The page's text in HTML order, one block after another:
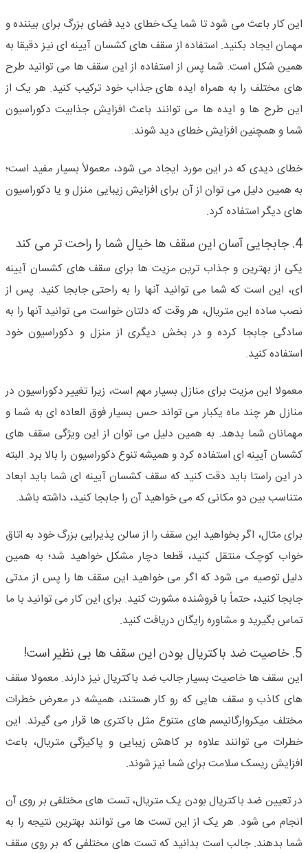
این کار باعث می شود تا شما یک خطای دید فضای بزرگ برای بیننده و
مهمان ایجاد بکنید. استفاده از سقف های کشسان آیینه ای نیز دقیقا به
همین شکل است. شما پس از استفاده از این سقف ها می توانید طرح
های مختلف را به همراه ایده های جذاب خود ترکیب کنید. هر یک از
این طرح ها و ایده ها می توانند باعث افزایش جذابیت دکوراسیون
شما و همچنین افزایش خطای دید شوند.
خطای دیدی که در این مورد ایجاد می شود، معمولاً بسیار مفید است؛
به همین دلیل می توان از آن برای افزایش زیبایی منزل و یا دکوراسیون
های دیگر استفاده کرد.
4. جابجایی آسان این سقف ها خیال شما را راحت تر می کند
یکی از بهترین و جذاب ترین مزیت ها برای سقف های کشسان آیینه
ای، این است که شما می توانید آنها را به راحتی جابجا کنید. پس از
نصب ساده این متریال، هر وقت که دلتان خواست می توانید آنها را به
سادگی جابجا کرده و در بخش دیگری از منزل و دکوراسیون خود
استفاده کنید.
معمولا این مزیت برای منازل بسیار مهم است، زیرا تغییر دکوراسیون در
منازل هر چند ماه یکبار می تواند حس بسیار فوق العاده ای به شما و
مهمانان شما بدهد. به همین دلیل می توان از این ویژگی سقف های
کشسان آیینه ای استفاده کرد و همیشه تنوع دکوراسیون را بالا برد. البته
در این راستا باید دقت کنید که سقف کشسان آیینه ای شما باید ابعاد
متناسب بین دو مکانی که می خواهید آن را جابجا کنید، داشته باشد.
برای مثال، اگر بخواهید این سقف را از سالن پذیرایی بزرگ خود به اتاق
خواب کوچک منتقل کنید، قطعا دچار مشکل خواهید شد؛ به همین
دلیل توصیه می شود که اگر می خواهید این سقف ها را پس از مدتی
جابجا کنید، حتماً با فروشنده مشورت کنید. برای این کار می توانید با ما
تماس بگیرید و مشاوره رایگان دریافت کنید.
5. خاصیت ضد باکتریال بودن این سقف ها بی نظیر است!
این سقف ها خاصیت بسیار جالب ضد باکتریال نیز دارند. معمولا سقف
های کاذب و سقف هایی که رو کار هستند، همیشه در معرض خطرات
مختلف میکروارگانیسم های متنوع مثل باکتری ها قرار می گیرند. این
خطرات می توانند علاوه بر کاهش زیبایی و پاکیزگی متریال، باعث
افزایش ریسک سلامت برای شما نیز شوند.
در تعیین ضد باکتریال بودن یک متریال، تست های مختلفی بر روی آن
انجام می شود. هر یک از این تست ها می توانند بهترین نتیجه را به
شما بدهند. جالب است بدانید که تست های مختلفی که بر روی سقف